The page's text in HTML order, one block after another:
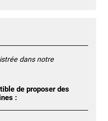
dans notre
de proposer des
: